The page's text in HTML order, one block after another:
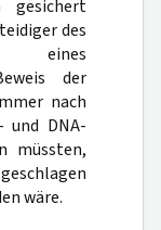
gesichert
des
eines
der
nach
und DNA-
müssten,
wäre.